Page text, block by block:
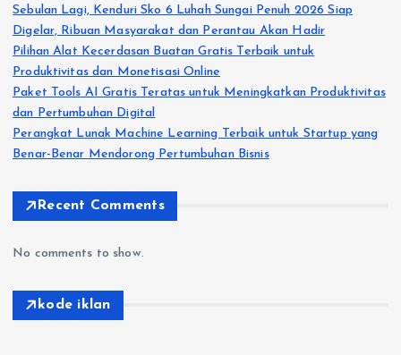
Sebulan Lagi, Kenduri Sko 6 Luhah Sungai Penuh 2026 Siap
Digelar, Ribuan Masyarakat dan Perantau Akan Hadir
Pilihan Alat Kecerdasan Buatan Gratis Terbaik untuk
Produktivitas dan Monetisasi Online
Paket Tools AI Gratis Teratas untuk Meningkatkan Produktivitas
dan Pertumbuhan Digital
Perangkat Lunak Machine Learning Terbaik untuk Startup yang
Benar-Benar Mendorong Pertumbuhan Bisnis
Recent Comments
No comments to show.
kode iklan